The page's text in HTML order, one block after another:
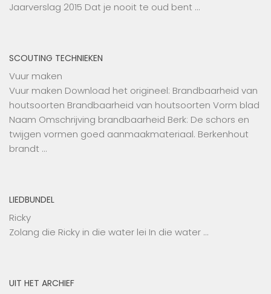
Jaarverslag 2015 Dat je nooit te oud bent …
SCOUTING TECHNIEKEN
Vuur maken
Vuur maken Download het origineel: Brandbaarheid van
houtsoorten Brandbaarheid van houtsoorten Vorm blad
Naam Omschrijving brandbaarheid Berk: De schors en
twijgen vormen goed aanmaakmateriaal. Berkenhout
brandt …
LIEDBUNDEL
Ricky
Zolang die Ricky in die water lei In die water …
UIT HET ARCHIEF